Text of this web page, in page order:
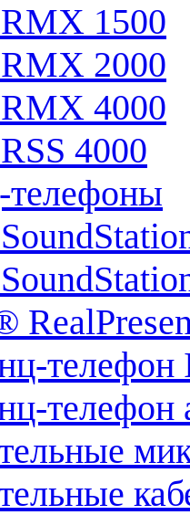
1500
2000
4000
4000
телефон
телефон